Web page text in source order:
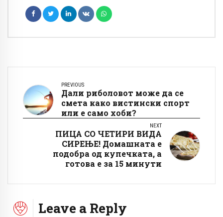
PREVIOUS
Дали риболовот може да се
смета како вистински спорт
или е само хоби?
NEXT
ПИЦА СО ЧЕТИРИ ВИДА
СИРЕЊЕ! Домашната е
подобра од купечката, а
готова е за 15 минути
Leave a Reply